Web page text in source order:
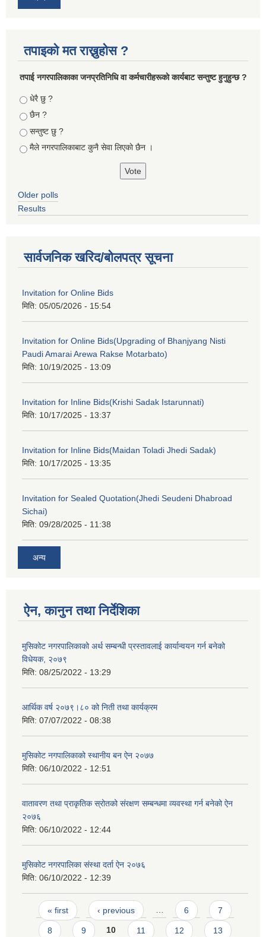
तपाइको मत राख्नुहोस ?
तपा‌ई नगरपालिकाका जनप्रतिनिधि वा कर्मचारीहरूकाे कार्यबाट सन्तुष्ट हुनुहुन्छ ?
Choices
धेरै छु ?
छैन ?
सन्तुष्ट छु ?
मैले नगरपालिकाबाट कुनै सेवा लिएकाे छैन ।
Older polls
Results
सार्वजनिक खरिद/बोलपत्र सूचना
Invitation for Online Bids
मिति: 05/05/2026 - 15:54
Invitation for Online Bids(Upgrading of Bhanjyang Nisti
Paudi Amarai Arewa Rakse Motarbato)
मिति: 10/19/2025 - 13:09
Invitation for Inline Bids(Krishi Sadak Istarunnati)
मिति: 10/17/2025 - 13:37
Invitation for Inline Bids(Maidan Toladi Jhedi Sadak)
मिति: 10/17/2025 - 13:35
Invitation for Sealed Quotation(Jhedi Seudeni Dhabroad
Sichai)
मिति: 09/28/2025 - 11:38
अन्य
ऐन, कानुन तथा निर्देशिका
मुसिकोट नगरपालिकाको अर्थ सम्बन्धी प्रस्तावलाई कार्यान्वयन गर्न बनेको
विधेयक, २०७९
मिति: 08/25/2022 - 13:29
आर्थिक वर्ष २०७९।८० को निती तथा कार्यक्रम
मिति: 07/07/2022 - 08:38
मुसिकोट नगपालिकाको स्थानीय बन ऐन २०७७
मिति: 06/10/2022 - 12:51
वातावरण तथा प्राकृतिक स्रोतको संरक्षण सम्बन्धमा व्यवस्था गर्न बनेको ऐन
२०७६
मिति: 06/10/2022 - 12:44
मुसिकोट नगरपालिका संस्था दर्ता ऐन २०७६
मिति: 06/10/2022 - 12:39
Pages
« first ‹ previous … 6 7
8 9 10 11 12 13